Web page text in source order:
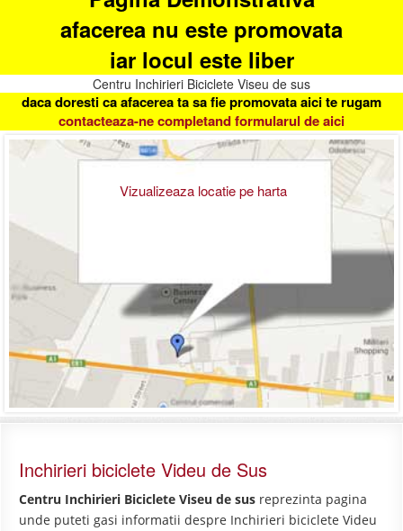
afacerea nu este promovata
iar locul este liber
Centru Inchirieri Biciclete Viseu de sus
daca doresti ca afacerea ta sa fie promovata aici te rugam
contacteaza-ne completand formularul de aici
Vizualizeaza locatie pe harta
Inchirieri biciclete Videu de Sus
Centru Inchirieri Biciclete Viseu de sus reprezinta pagina
unde puteti gasi informatii despre Inchirieri biciclete Videu